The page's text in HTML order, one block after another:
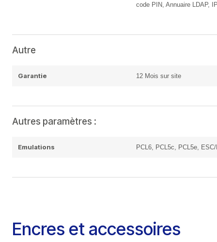
code PIN, Annuaire LDAP,
Autre
Garantie 12 Mois sur site
Autres paramètres :
Emulations PCL6, PCL5c, PCL5e,
Encres et accessoires